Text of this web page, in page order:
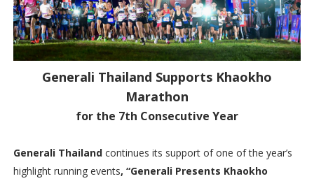
Generali Thailand Supports Khaokho
Marathon
for the 7th Consecutive Year
Generali Thailand continues its support of one of the year’s
highlight running events, “Generali Presents Khaokho